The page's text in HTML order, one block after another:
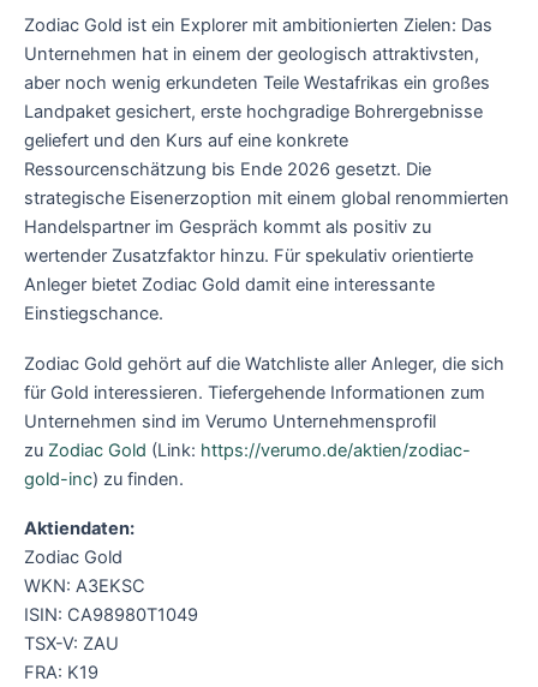
Zodiac Gold ist ein Explorer mit ambitionierten Zielen: Das
Unternehmen hat in einem der geologisch attraktivsten,
aber noch wenig erkundeten Teile Westafrikas ein großes
Landpaket gesichert, erste hochgradige Bohrergebnisse
geliefert und den Kurs auf eine konkrete
Ressourcenschätzung bis Ende 2026 gesetzt. Die
strategische Eisenerzoption mit einem global renommierten
Handelspartner im Gespräch kommt als positiv zu
wertender Zusatzfaktor hinzu. Für spekulativ orientierte
Anleger bietet Zodiac Gold damit eine interessante
Einstiegschance.
Zodiac Gold gehört auf die Watchliste aller Anleger, die sich
für Gold interessieren. Tiefergehende Informationen zum
Unternehmen sind im Verumo Unternehmensprofil
zu Zodiac Gold (Link: https://verumo.de/aktien/zodiac-
gold-inc) zu finden.
Aktiendaten:
Zodiac Gold
WKN: A3EKSC
ISIN: CA98980T1049
TSX-V: ZAU
FRA: K19